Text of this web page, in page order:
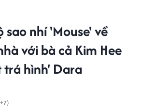
sao nhí 'Mouse' về
với bà cả Kim Hee
trá hình' Dara